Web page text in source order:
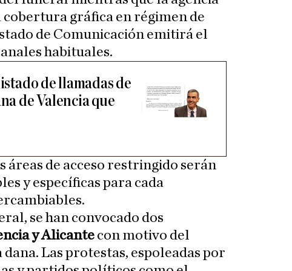
gráfica en régimen de
de Comunicación emitirá el
habituales.
de llamadas de
de Valencia que
áreas de acceso restringido serán
y específicas para cada
se han convocado dos
y Alicante con motivo del
Las protestas, espoleadas por